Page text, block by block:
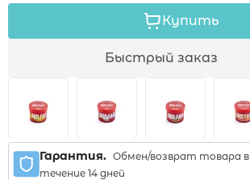
Купить
Быстрый заказ
Гарантия. Обмен/возврат товара в
течение 14 дней